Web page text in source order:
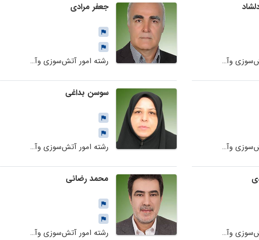
رشته امور آتش‌سوزی وآتش‌نشانی
جعفر مرادی
رشته امور آتش‌سوزی وآتش‌نشانی
رشته امور آتش‌سوزی وآتش‌نشانی
سوسن بداغی
رشته امور آتش‌سوزی وآتش‌نشانی
رشته امور آتش‌سوزی وآتش‌نشانی
محمد رضائی
رشته امور آتش‌سوزی وآتش‌نشانی